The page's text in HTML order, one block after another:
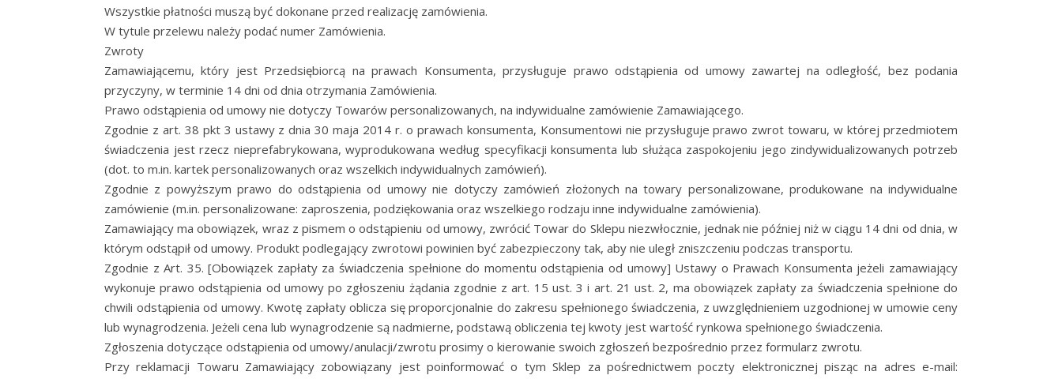
Wszystkie płatności muszą być dokonane przed realizację zamówienia.
W tytule przelewu należy podać numer Zamówienia.
Zwroty
Zamawiającemu, który jest Przedsiębiorcą na prawach Konsumenta, przysługuje prawo odstąpienia od umowy zawartej na odległość, bez podania
przyczyny, w terminie 14 dni od dnia otrzymania Zamówienia.
Prawo odstąpienia od umowy nie dotyczy Towarów personalizowanych, na indywidualne zamówienie Zamawiającego.
Zgodnie z art. 38 pkt 3 ustawy z dnia 30 maja 2014 r. o prawach konsumenta, Konsumentowi nie przysługuje prawo zwrot towaru, w której przedmiotem
świadczenia jest rzecz nieprefabrykowana, wyprodukowana według specyfikacji konsumenta lub służąca zaspokojeniu jego zindywidualizowanych potrzeb
(dot. to m.in. kartek personalizowanych oraz wszelkich indywidualnych zamówień).
Zgodnie z powyższym prawo do odstąpienia od umowy nie dotyczy zamówień złożonych na towary personalizowane, produkowane na indywidualne
zamówienie (m.in. personalizowane: zaproszenia, podziękowania oraz wszelkiego rodzaju inne indywidualne zamówienia).
Zamawiający ma obowiązek, wraz z pismem o odstąpieniu od umowy, zwrócić Towar do Sklepu niezwłocznie, jednak nie później niż w ciągu 14 dni od dnia, w
którym odstąpił od umowy. Produkt podlegający zwrotowi powinien być zabezpieczony tak, aby nie uległ zniszczeniu podczas transportu.
Zgodnie z Art. 35. [Obowiązek zapłaty za świadczenia spełnione do momentu odstąpienia od umowy] Ustawy o Prawach Konsumenta jeżeli zamawiający
wykonuje prawo odstąpienia od umowy po zgłoszeniu żądania zgodnie z art. 15 ust. 3 i art. 21 ust. 2, ma obowiązek zapłaty za świadczenia spełnione do
chwili odstąpienia od umowy. Kwotę zapłaty oblicza się proporcjonalnie do zakresu spełnionego świadczenia, z uwzględnieniem uzgodnionej w umowie ceny
lub wynagrodzenia. Jeżeli cena lub wynagrodzenie są nadmierne, podstawą obliczenia tej kwoty jest wartość rynkowa spełnionego świadczenia.
Zgłoszenia dotyczące odstąpienia od umowy/anulacji/zwrotu prosimy o kierowanie swoich zgłoszeń bezpośrednio przez formularz zwrotu.
Przy reklamacji Towaru Zamawiający zobowiązany jest poinformować o tym Sklep za pośrednictwem poczty elektronicznej pisząc na adres e-mail: